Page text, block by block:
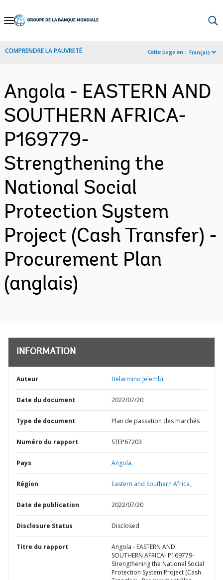
Skip
Navigation
COMPRENDRE LA PAUVRETÉ Cette page en : Français
Angola - EASTERN AND
SOUTHERN AFRICA-
P169779-
Strengthening the
National Social
Protection System
Project (Cash Transfer) -
Procurement Plan
(anglais)
INFORMATION
Auteur Belarmino Jelembi;
Date du document 2022/07/20
Type de document Plan de passation des marchés
Numéro du rapport STEP67203
Pays Angola,
Région Eastern and Southern Africa,
Date de publication 2022/07/20
Disclosure Status Disclosed
Titre du rapport
Angola - EASTERN AND
SOUTHERN AFRICA- P169779-
Strengthening the National Social
Protection System Project (Cash